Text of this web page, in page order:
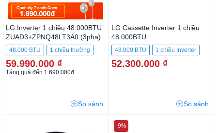
LG Inverter 1 chiều 48.000BTU
ZUAD3+ZPNQ48LT3A0 (3pha)
48.000 BTU 1 chiều thường
59.990.000 ₫
Tặng quà đến 1.690.000đ
So sánh
LG Cassette Inverter 1 chiều
48.000BTU
ZUAD3+ZTNQ48LMLA0+PT-
MCHW0 (3pha)
48.000 BTU 1 chiều Inverter
52.300.000 ₫
So sánh
-9%